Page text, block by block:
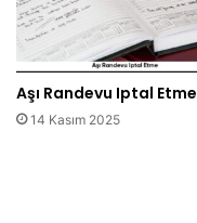
Aşı Randevu Iptal Etme
14 Kasım 2025